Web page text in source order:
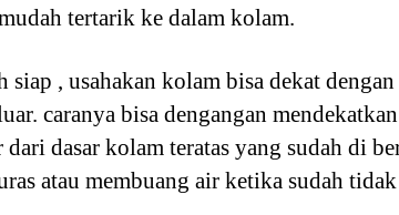
tertarik ke dalam kolam.
siap , usahakan kolam bisa dekat
caranya bisa dengangan
dari dasar kolam teratas yang sudah di
atau membuang air ketika sudah